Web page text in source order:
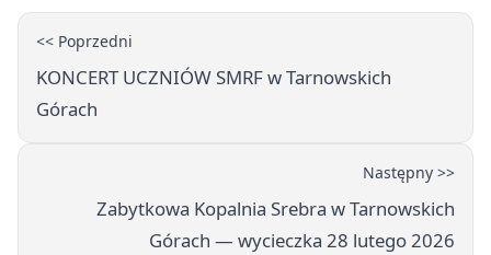
<< Poprzedni
KONCERT UCZNIÓW SMRF w Tarnowskich
Górach
Następny >>
Zabytkowa Kopalnia Srebra w Tarnowskich
Górach — wycieczka 28 lutego 2026